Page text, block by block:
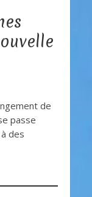
de
passe
des